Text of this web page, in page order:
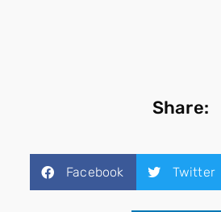
Share:
Facebook Twitter